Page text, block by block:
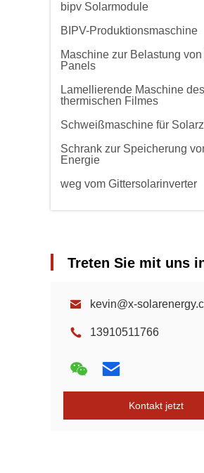
bipv Solarmodule
BIPV-Produktionsmaschine
Maschine zur Belastung von
Panels
Lamellierende Maschine des
thermischen Filmes
Schweißmaschine für
Schrank zur Speicherung
Energie
weg vom Gittersolarinverter
Treten Sie mit uns in
kevin@x-
13910511766
Kontakt jetzt